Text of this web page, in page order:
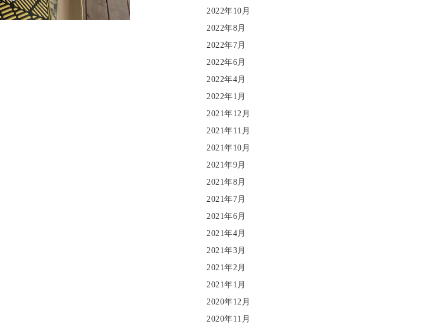
2022年10月
2022年8月
2022年7月
2022年6月
2022年4月
2022年1月
2021年12月
2021年11月
2021年10月
2021年9月
2021年8月
2021年7月
2021年6月
2021年4月
2021年3月
2021年2月
2021年1月
2020年12月
2020年11月